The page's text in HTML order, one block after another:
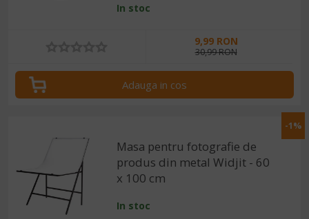
In stoc
9,99 RON
30,99 RON
Adauga in cos
-1%
Masa pentru fotografie de
produs din metal Widjit - 60
x 100 cm
In stoc